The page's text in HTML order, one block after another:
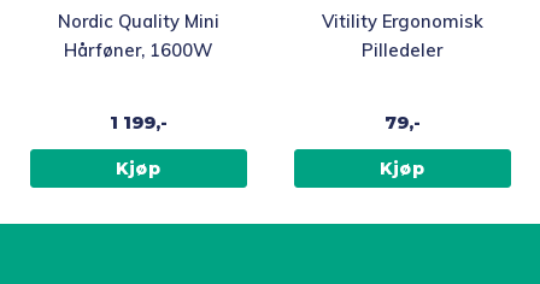
Nordic Quality Mini
Hårføner, 1600W
1 199,-
Kjøp
Vitility Ergonomisk
Pilledeler
79,-
Kjøp